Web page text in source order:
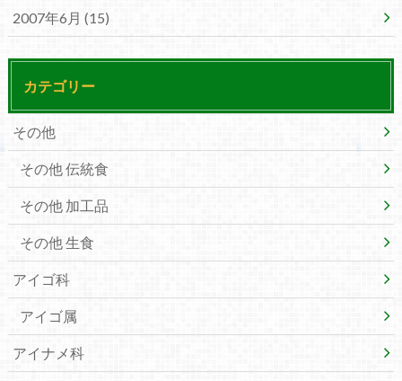
2007年6月 (15)
カテゴリー
その他
その他 伝統食
その他 加工品
その他 生食
アイゴ科
アイゴ属
アイナメ科